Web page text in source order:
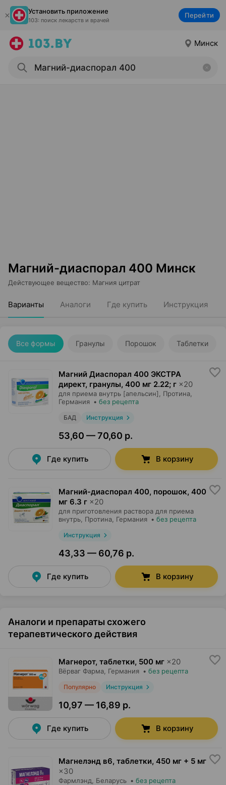
Установить приложение
103: поиск лекарств и врачей
Перейти
Минск
Магний-диаспорал 400 Минск
Действующее вещество: Магния цитрат
Варианты Аналоги Где купить Инструкция
Все формы Гранулы Порошок Таблетки
Магний Диаспорал 400 ЭКСТРА
директ, гранулы, 400 мг 2.22; г ×20
для приема внутрь [апельсин], Протина
Германия • без рецепта
БАД Инструкция
53,60 — 70,60 р.
Где купить В корзину
Магний-диаспорал 400, порошок, 400
мг 6.3 г ×20
для приготовления раствора для приема
внутрь, Протина , Германия • без рецепта
Инструкция
43,33 — 60,76 р.
Где купить В корзину
Аналоги и препараты схожего
терапевтического действия
Магнерот, таблетки, 500 мг ×20
Вёрваг Фарма , Германия • без рецепта
Популярно Инструкция
10,97 — 16,89 р.
Где купить В корзину
Магнелэнд в6, таблетки, 450 мг + 5 мг
×30
Фармлэнд , Беларусь • без рецепта